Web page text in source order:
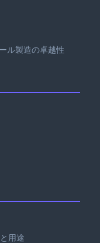
ル製造の卓越性
用途